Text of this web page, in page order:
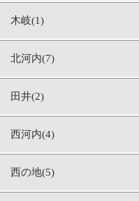
木岐(1)
北河内(7)
田井(2)
西河内(4)
西の地(5)